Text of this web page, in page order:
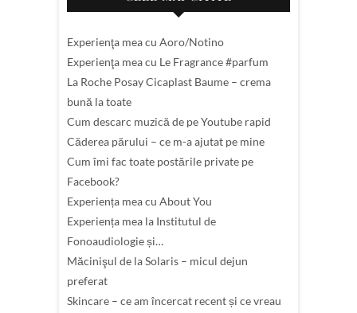
Experienţa mea cu Aoro/Notino
Experienţa mea cu Le Fragrance #parfum
La Roche Posay Cicaplast Baume – crema
bună la toate
Cum descarc muzică de pe Youtube rapid
Căderea părului – ce m-a ajutat pe mine
Cum îmi fac toate postările private pe
Facebook?
Experiența mea cu About You
Experiența mea la Institutul de
Fonoaudiologie și…
Măcinişul de la Solaris – micul dejun
preferat
Skincare – ce am încercat recent și ce vreau